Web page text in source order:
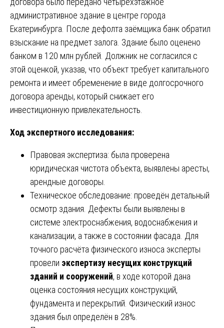
административное здание в центре города
Екатеринбурга. После дефолта заёмщика банк обратил
взыскание на предмет залога. Здание было оценено
банком в 120 млн рублей. Должник не согласился с
этой оценкой, указав, что объект требует капитального
ремонта и имеет обременение в виде долгосрочного
договора аренды, который снижает его
инвестиционную привлекательность.
Ход экспертного исследования:
Правовая экспертиза: была проверена
юридическая чистота объекта, выявлены аресты,
арендные договоры.
Техническое обследование: проведён детальный
осмотр здания. Дефекты были выявлены в
системе электроснабжения, водоснабжения и
канализации, а также в состоянии фасада. Для
точного расчёта физического износа эксперты
провели экспертизу несущих конструкций
зданий и сооружений, в ходе которой дана
оценка состояния несущих конструкций,
фундамента и перекрытий. Физический износ
здания был определён в 28%.